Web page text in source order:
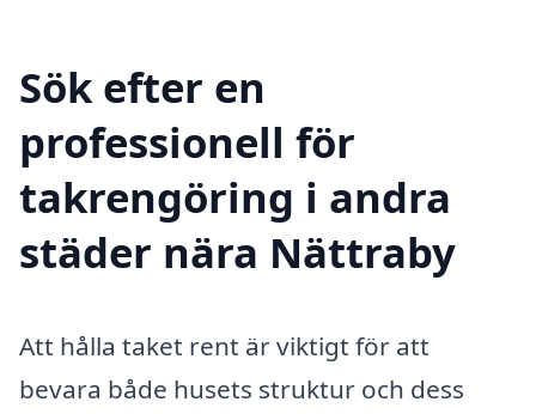
Sök efter en
professionell för
takrengöring i andra
städer nära Nättraby
Att hålla taket rent är viktigt för att
bevara både husets struktur och dess